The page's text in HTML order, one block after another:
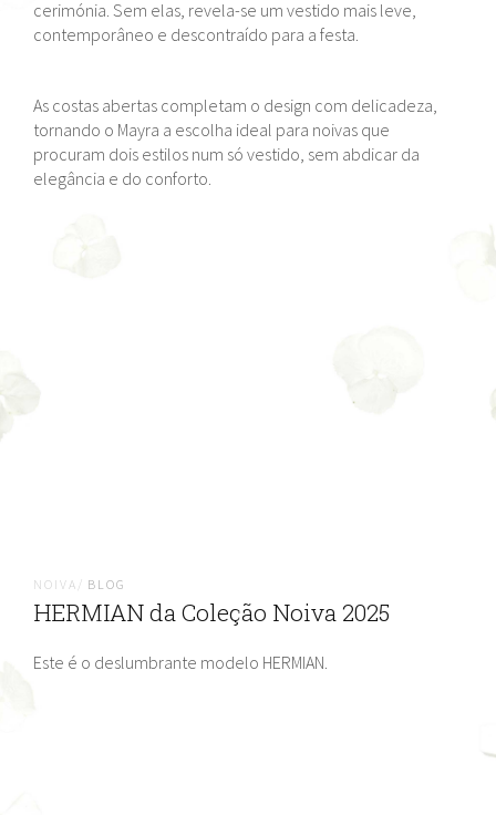
cerimónia. Sem elas, revela-se um vestido mais leve,
contemporâneo e descontraído para a festa.
As costas abertas completam o design com delicadeza,
tornando o Mayra a escolha ideal para noivas que
procuram dois estilos num só vestido, sem abdicar da
elegância e do conforto.
NOIVA/ BLOG
HERMIAN da Coleção Noiva 2025
Este é o deslumbrante modelo HERMIAN.